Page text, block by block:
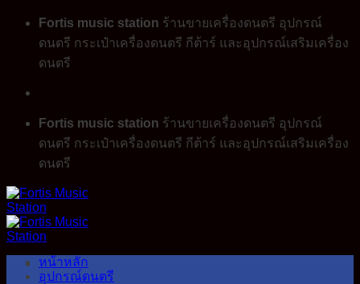
Skip
content
Fortis music station ร้านขายเครื่องดนตรี อุปกรณ์
ดนตรี กระเป๋าเครื่องดนตรี กีต้าร์ และอุปกรณ์เสริมเครื่อง
ดนตรี
Fortis music station ร้านขายเครื่องดนตรี อุปกรณ์
ดนตรี กระเป๋าเครื่องดนตรี กีต้าร์ และอุปกรณ์เสริมเครื่อง
ดนตรี
หน้าหลัก
อุปกรณ์ดนตรี